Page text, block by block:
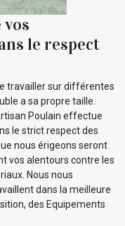
le respect
travailler sur différentes
a sa propre taille.
Poulain effectue
le strict respect des
nous érigeons seront
vos alentours contre les
Nous nous
dans la meilleure
des Equipements